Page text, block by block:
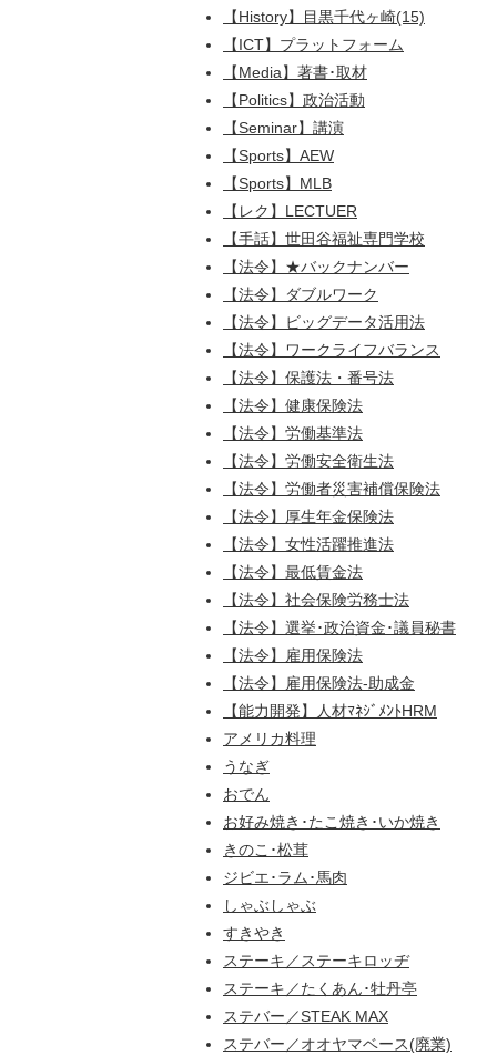
【History】目黒千代ヶ崎(15)
【ICT】プラットフォーム
【Media】著書･取材
【Politics】政治活動
【Seminar】講演
【Sports】AEW
【Sports】MLB
【レク】LECTUER
【手話】世田谷福祉専門学校
【法令】★バックナンバー
【法令】ダブルワーク
【法令】ビッグデータ活用法
【法令】ワークライフバランス
【法令】保護法・番号法
【法令】健康保険法
【法令】労働基準法
【法令】労働安全衛生法
【法令】労働者災害補償保険法
【法令】厚生年金保険法
【法令】女性活躍推進法
【法令】最低賃金法
【法令】社会保険労務士法
【法令】選挙･政治資金･議員秘書
【法令】雇用保険法
【法令】雇用保険法-助成金
【能力開発】人材ﾏﾈｼﾞﾒﾝﾄHRM
アメリカ料理
うなぎ
おでん
お好み焼き･たこ焼き･いか焼き
きのこ･松茸
ジビエ･ラム･馬肉
しゃぶしゃぶ
すきやき
ステーキ／ステーキロッヂ
ステーキ／たくあん･牡丹亭
ステバー／STEAK MAX
ステバー／オオヤマベース(廃業)